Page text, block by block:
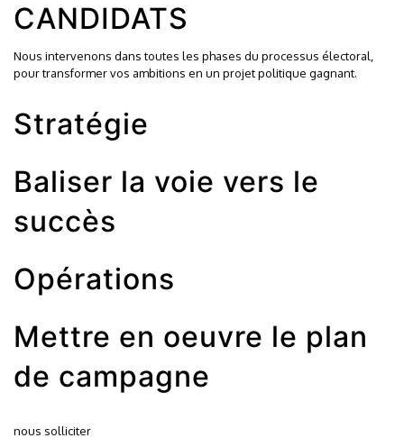
CANDIDATS
Nous intervenons dans toutes les phases du processus électoral,
pour transformer vos ambitions en un projet politique gagnant.
Stratégie
Baliser la voie vers le
succès
Opérations
Mettre en oeuvre le plan
de campagne
nous solliciter